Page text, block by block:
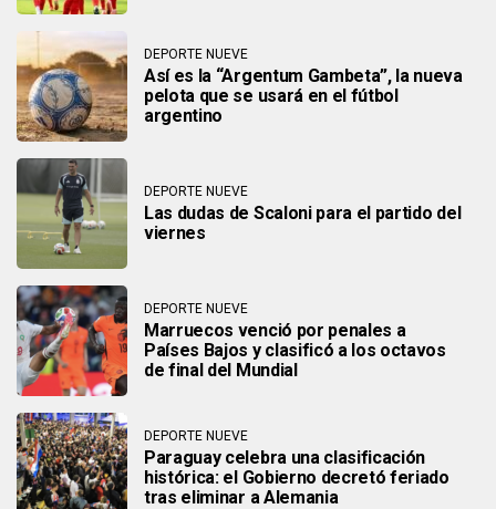
DEPORTE NUEVE
Así es la “Argentum Gambeta”, la nueva
pelota que se usará en el fútbol
argentino
DEPORTE NUEVE
Las dudas de Scaloni para el partido del
viernes
DEPORTE NUEVE
Marruecos venció por penales a
Países Bajos y clasificó a los octavos
de final del Mundial
DEPORTE NUEVE
Paraguay celebra una clasificación
histórica: el Gobierno decretó feriado
tras eliminar a Alemania